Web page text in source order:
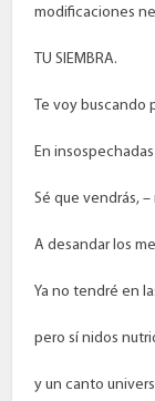
modificaciones
TU SIEMBRA.
Te voy buscando
En
Sé que vendrás,
A desandar los
Ya no tendré en
pero sí nidos
y un canto